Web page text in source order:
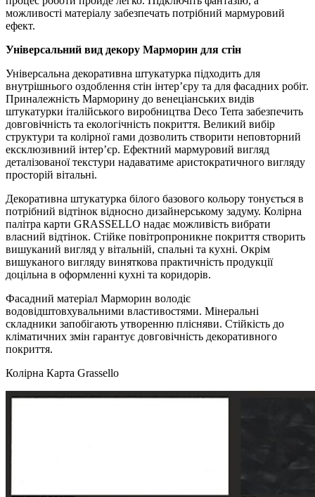
можливості матеріалу забезпечать потрібний мармуровий
ефект.
Універсальний вид декору Марморин для стін
Універсальна декоративна штукатурка підходить для
внутрішнього оздоблення стін інтер’єру та для фасадних робіт.
Приналежність Марморину до венеціанських видів
штукатурки італійського виробництва Deco Terra забезпечить
довговічність та екологічність покриття. Великий вибір
структури та колірної гами дозволить створити неповторний
ексклюзивний інтер’єр. Ефектний мармуровий вигляд
деталізованої текстури надаватиме аристократичного вигляду
просторій вітальні.
Декоративна штукатурка білого базового кольору тонується в
потрібний відтінок відносно дизайнерському задуму. Колірна
палітра карти GRASSELLO надає можливість вибрати
власний відтінок. Стійке повітропроникне покриття створить
вишуканий вигляд у вітальній, спальні та кухні. Окрім
вишуканого вигляду виняткова практичність продукції
доцільна в оформленні кухні та коридорів.
Фасадний матеріал Марморин володіє
водовідштовхувальними властивостями. Мінеральні
складники запобігають утворенню плісняви. Стійкість до
кліматичних змін гарантує довговічність декоративного
покриття.
Колірна Карта Grassello